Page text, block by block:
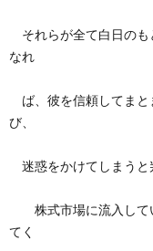
それらが全て白日のも
なれ
ば、彼を信頼してまと
び、
迷惑をかけてしまうと
株式市場に流入して
てく